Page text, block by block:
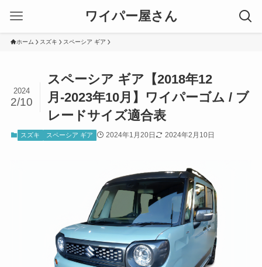
ワイパー屋さん
ホーム スズキ スペーシア ギア
スペーシア ギア【2018年12
月-2023年10月】ワイパーゴム / ブ
レードサイズ適合表
2024
2/10
スズキ スペーシア ギア 2024年1月20日 2024年2月10日